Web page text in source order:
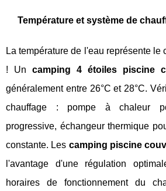
Température et système de
La température de l'eau représente le
! Un camping 4 étoiles piscine
généralement entre 26°C et 28°C.
chauffage : pompe à chaleur
progressive, échangeur thermique
constante. Les camping piscine
l'avantage d'une régulation
horaires de fonctionnement du